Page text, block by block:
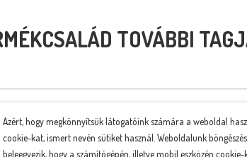
TOVÁBBI
AKCIÓS TERMÉKEINK
Azért, hogy megkönnyítsük látogatóink számára a weboldal
cookie-kat, ismert nevén sütiket használ. Weboldalunk
beleegyezik, hogy a számítógépén, illetve mobil eszközén